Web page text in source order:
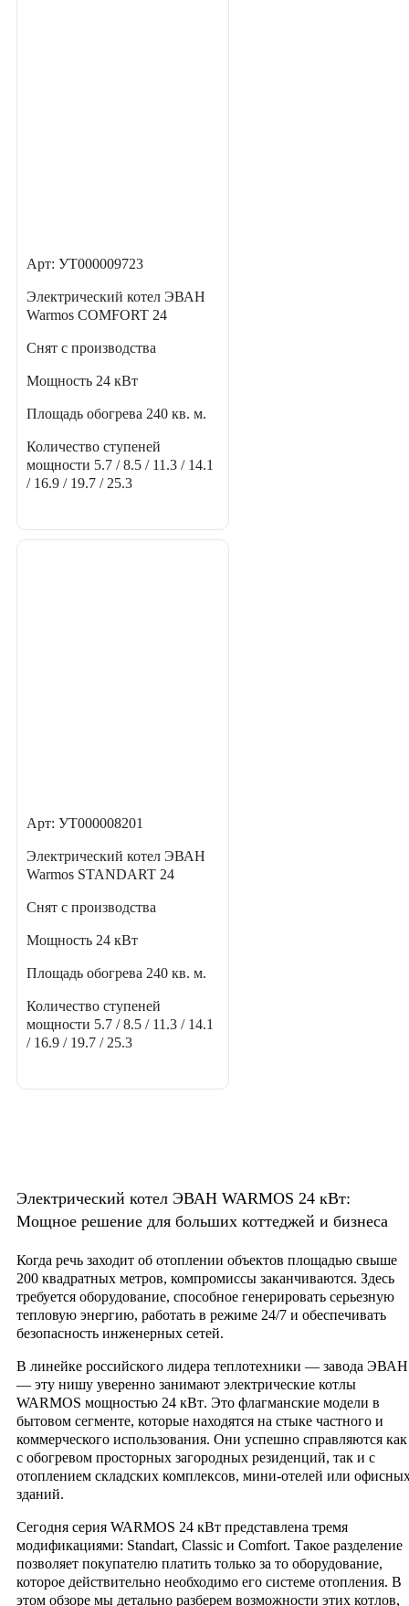
Арт: УТ000009723
Электрический котел ЭВАН
Warmos COMFORT 24
Снят с производства
Мощность 24 кВт
Площадь обогрева 240 кв. м.
Количество ступеней
мощности 5.7 / 8.5 / 11.3 / 14.1
/ 16.9 / 19.7 / 25.3
Арт: УТ000008201
Электрический котел ЭВАН
Warmos STANDART 24
Снят с производства
Мощность 24 кВт
Площадь обогрева 240 кв. м.
Количество ступеней
мощности 5.7 / 8.5 / 11.3 / 14.1
/ 16.9 / 19.7 / 25.3
Электрический котел ЭВАН WARMOS 24 кВт:
Мощное решение для больших коттеджей и бизнеса
Когда речь заходит об отоплении объектов площадью свыше
200 квадратных метров, компромиссы заканчиваются. Здесь
требуется оборудование, способное генерировать серьезную
тепловую энергию, работать в режиме 24/7 и обеспечивать
безопасность инженерных сетей.
В линейке российского лидера теплотехники — завода ЭВАН
— эту нишу уверенно занимают электрические котлы
WARMOS мощностью 24 кВт. Это флагманские модели в
бытовом сегменте, которые находятся на стыке частного и
коммерческого использования. Они успешно справляются как
с обогревом просторных загородных резиденций, так и с
отоплением складских комплексов, мини-отелей или
зданий.
Сегодня серия WARMOS 24 кВт представлена тремя
модификациями: Standart, Classic и Comfort. Такое разделение
позволяет покупателю платить только за то оборудование,
которое действительно необходимо его системе отопления. В
этом обзоре мы детально разберем возможности этих котлов,